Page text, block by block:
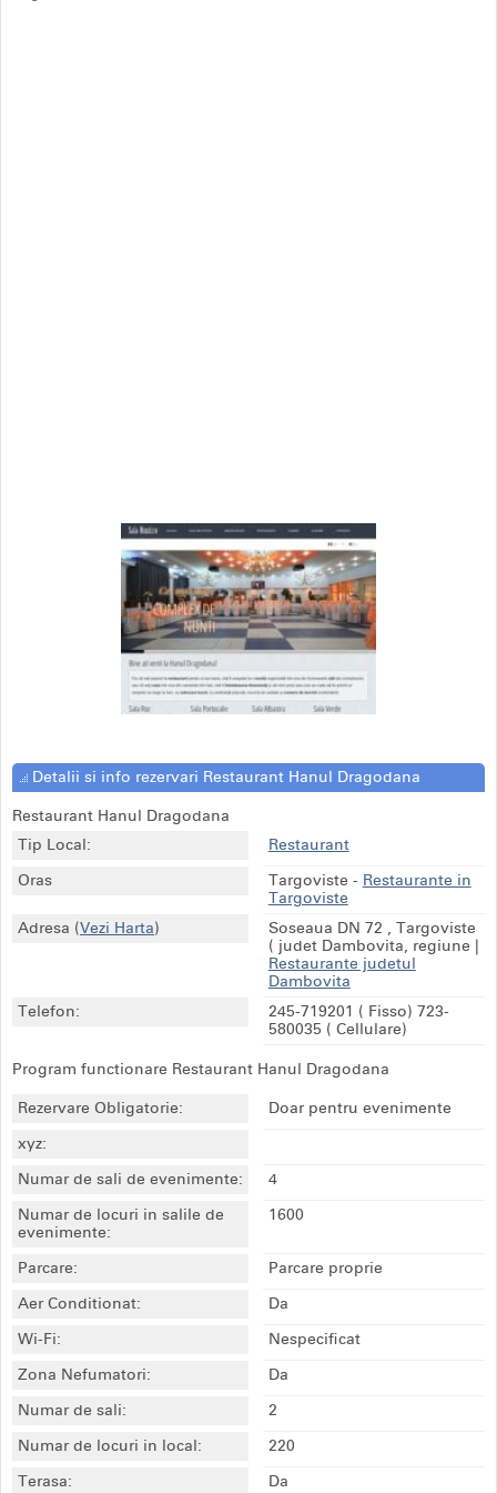
Detalii si info rezervari Restaurant Hanul Dragodana
Restaurant Hanul Dragodana
Tip Local:
Restaurant
Oras
Targoviste - Restaurante in
Targoviste
Adresa (Vezi Harta)
Soseaua DN 72 , Targoviste
( judet Dambovita, regiune |
Restaurante judetul
Dambovita
Telefon:
245-719201 ( Fisso) 723-
580035 ( Cellulare)
Program functionare Restaurant Hanul Dragodana
Rezervare Obligatorie:
Doar pentru evenimente
xyz:
Numar de sali de evenimente:
4
Numar de locuri in salile de
evenimente:
1600
Parcare:
Parcare proprie
Aer Conditionat:
Da
Wi-Fi:
Nespecificat
Zona Nefumatori:
Da
Numar de sali:
2
Numar de locuri in local:
220
Terasa:
Da